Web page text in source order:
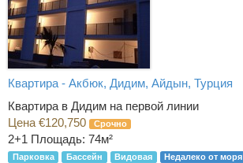
Квартира - Акбюк, Дидим, Айдын, Турция
Квартира в Дидим на первой линии
Цена €120,750
Срочно
2+1 Площадь: 74м²
Парковка Бассейн Видовая Недалеко от моря